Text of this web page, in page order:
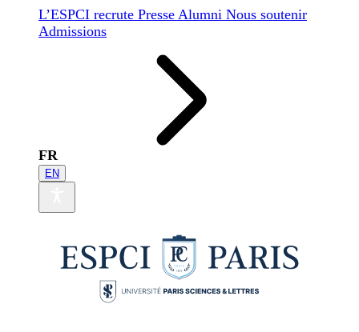
L’ESPCI recrute Presse Alumni Nous soutenir
Admissions
FR
EN